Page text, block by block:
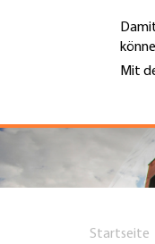
Mit
PORTRÄT
DIENSTLEISTUNGEN
MENÜ
Startseite